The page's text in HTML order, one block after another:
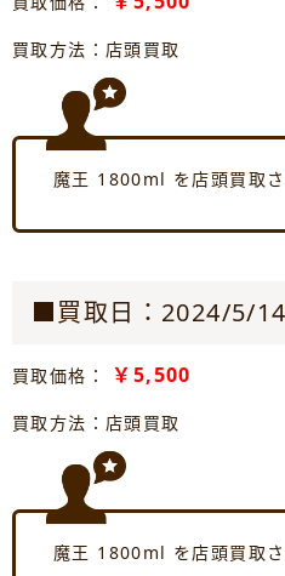
買取方法：店頭買取
魔王 1800ml を店頭買取さ
■買取日：2024/5/14
買取価格： ￥5,500
買取方法：店頭買取
魔王 1800ml を店頭買取さ